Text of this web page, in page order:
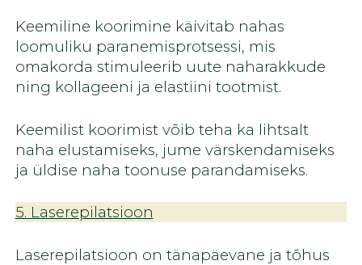
Keemiline koorimine käivitab nahas
loomuliku paranemisprotsessi, mis
omakorda stimuleerib uute naharakkude
ning kollageeni ja elastiini tootmist.
Keemilist koorimist võib teha ka lihtsalt
naha elustamiseks, jume värskendamiseks
ja üldise naha toonuse parandamiseks.
5. Laserepilatsioon
Laserepilatsioon on tänapäevane ja tõhus